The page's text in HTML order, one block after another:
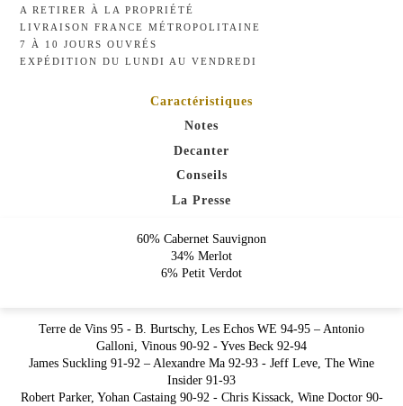
A RETIRER À LA PROPRIÉTÉ
LIVRAISON FRANCE MÉTROPOLITAINE
7 À 10 JOURS OUVRÉS
EXPÉDITION DU LUNDI AU VENDREDI
Caractéristiques
Notes
Decanter
Conseils
La Presse
60% Cabernet Sauvignon
34% Merlot
6% Petit Verdot
Terre de Vins 95 - B. Burtschy, Les Echos WE 94-95 – Antonio
Galloni, Vinous 90-92 - Yves Beck 92-94
James Suckling 91-92 – Alexandre Ma 92-93 - Jeff Leve, The Wine
Insider 91-93
Robert Parker, Yohan Castaing 90-92 - Chris Kissack, Wine Doctor 90-